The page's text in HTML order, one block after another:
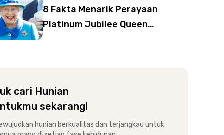
8 Fakta Menarik Perayaan
Platinum Jubilee Queen
cari Hunian
sekarang!
hunian berkualitas dan terjangkau untuk